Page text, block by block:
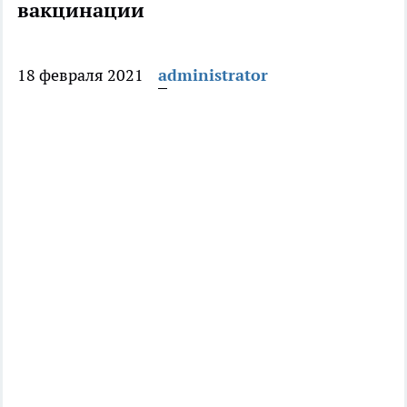
вакцинации
18 февраля 2021 administrator